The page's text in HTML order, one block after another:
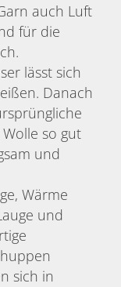
auch Luft
für die
lässt sich
Danach
so gut
und
Wärme
und
sich in